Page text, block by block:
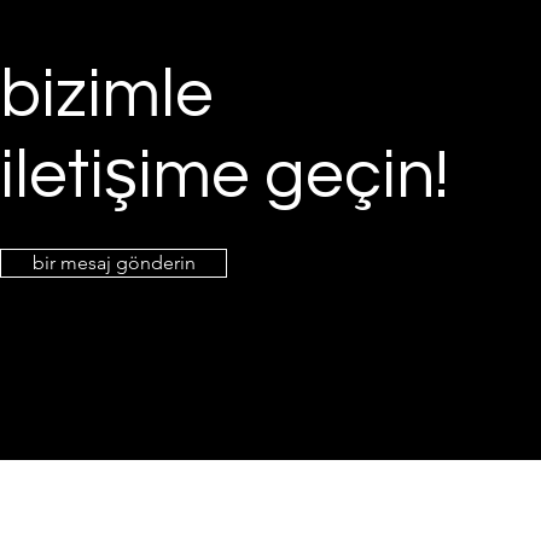
bizimle
iletişime geçin!
bir mesaj gönderin